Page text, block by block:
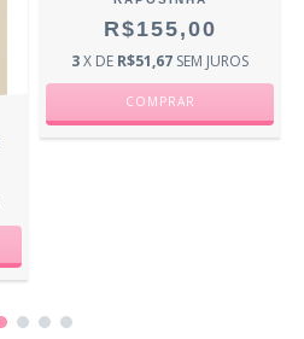
R$155,00
3X DE R$51,67 SEM JUROS